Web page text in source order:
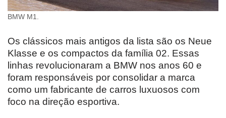
BMW M1.
Os clássicos mais antigos da lista são os Neue
Klasse e os compactos da família 02. Essas
linhas revolucionaram a BMW nos anos 60 e
foram responsáveis por consolidar a marca
como um fabricante de carros luxuosos com
foco na direção esportiva.